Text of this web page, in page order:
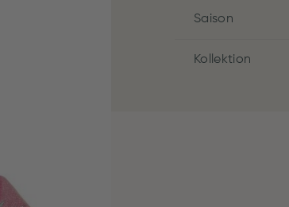
Saison
Kollektion